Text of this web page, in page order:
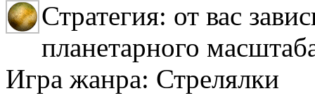
Стратегия: от вас
планетарного
Игра жанра: Стрелялки